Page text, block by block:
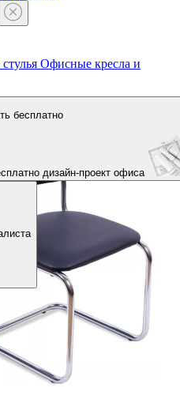
бесплатно
дизайн-проект офиса
Офисные кресла и